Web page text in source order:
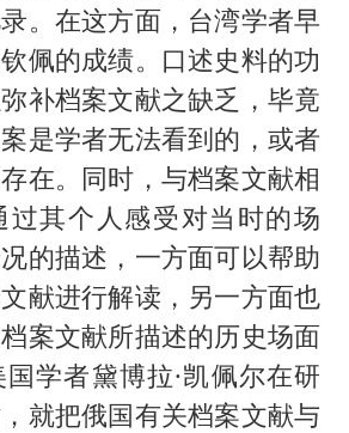
。在这方面，台湾学者早
佩的成绩。口述史料的功
补档案文献之缺乏，毕竟
是学者无法看到的，或者
在。同时，与档案文献相
过其个人感受对当时的场
的描述，一方面可以帮助
献进行解读，另一方面也
案文献所描述的历史场面
学者黛博拉·凯佩尔在研
就把俄国有关档案文献与